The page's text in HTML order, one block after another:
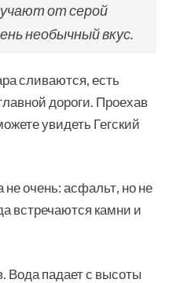
от серой
необычный вкус.
сливаются, есть
дороги. Проехав
увидеть Гегский
очень: асфальт, но не
встречаются камни и
Вода падает с высоты